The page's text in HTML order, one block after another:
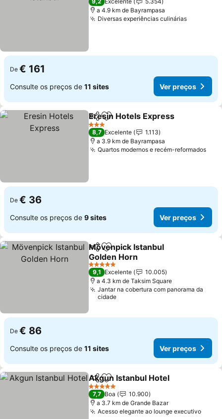
a 4.9 km de Bayrampasa
Diversas experiências culinárias
De € 161
Consulte os preços de 11 sites Ver preços
PartilharAdicionar aos favoritos
Eresin Hotels Express
3 Estrelas
8,7 Excelente
1.113
a 3.9 km de Bayrampasa
Quartos modernos e recém-reformados
De € 36
Consulte os preços de 9 sites Ver preços
PartilharAdicionar aos favoritos
Mövenpick Istanbul
Golden Horn
5 Estrelas
9,1 Excelente
10.005
a 4.3 km de Taksim Square
Jantar na cobertura com panorama da
cidade
De € 86
Consulte os preços de 11 sites Ver preços
PartilharAdicionar aos favoritos
Akgun Istanbul Hotel
5 Estrelas
7,7 Boa
10.900
a 3.7 km de Grande Bazar
Acesso elegante ao lounge executivo